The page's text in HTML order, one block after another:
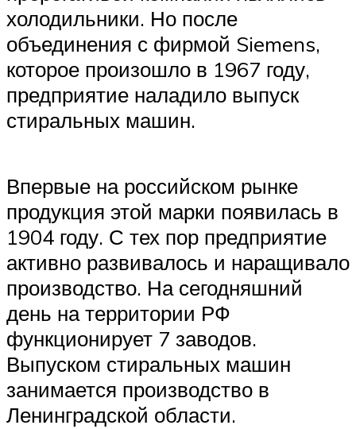
холодильники. Но после
объединения с фирмой Siemens,
которое произошло в 1967 году,
предприятие наладило выпуск
стиральных машин.
Впервые на российском рынке
продукция этой марки появилась в
1904 году. С тех пор предприятие
активно развивалось и наращивало
производство. На сегодняшний
день на территории РФ
функционирует 7 заводов.
Выпуском стиральных машин
занимается производство в
Ленинградской области.